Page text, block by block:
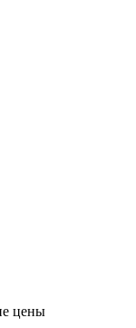
цены